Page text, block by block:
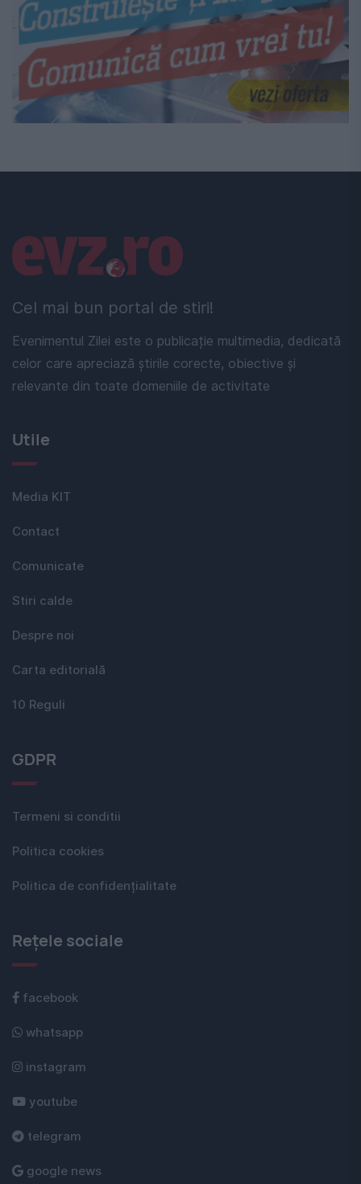
Cel mai bun portal de stiri!
Evenimentul Zilei este o publicație multimedia, dedicată
celor care apreciază știrile corecte, obiective și
relevante din toate domeniile de activitate
Linkuri utile
Utile
Media KIT
Contact
Comunicate
Stiri calde
Despre noi
Carta editorială
10 Reguli
GDPR
Termeni si conditii
Politica cookies
Politica de confidențialitate
Rețele sociale
facebook
whatsapp
instagram
youtube
telegram
google news